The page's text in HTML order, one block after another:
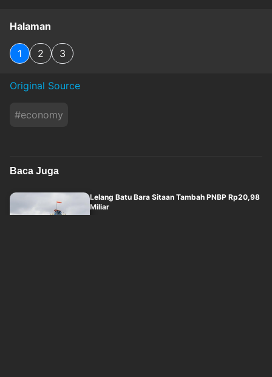
Halaman
1 2 3
Original Source
#economy
Baca Juga
Lelang Batu Bara Sitaan Tambah PNBP Rp20,98
Miliar